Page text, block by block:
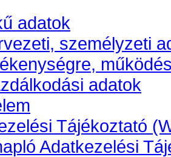
adatok
személyzeti
adatok
Tájékoztató
Adatkezelési